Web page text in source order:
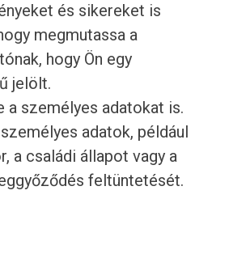
és sikereket is
megmutassa a
hogy Ön egy
jelölt.
a személyes adatokat is.
adatok, például
a családi állapot vagy a
feltüntetését.